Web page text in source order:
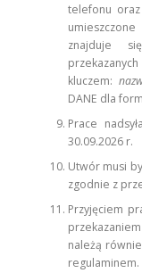
telefonu
znajduje
kluczem:
DANE dla
Prace
30.09.2026 r.
Utwór musi
zgodnie z
Przyjęciem
należą
regulaminem.